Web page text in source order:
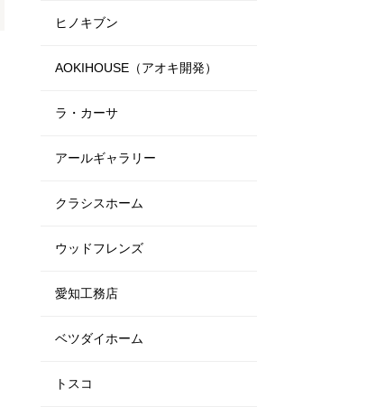
ヒノキブン
AOKIHOUSE（アオキ開発）
ラ・カーサ
アールギャラリー
クラシスホーム
ウッドフレンズ
愛知工務店
ベツダイホーム
トスコ